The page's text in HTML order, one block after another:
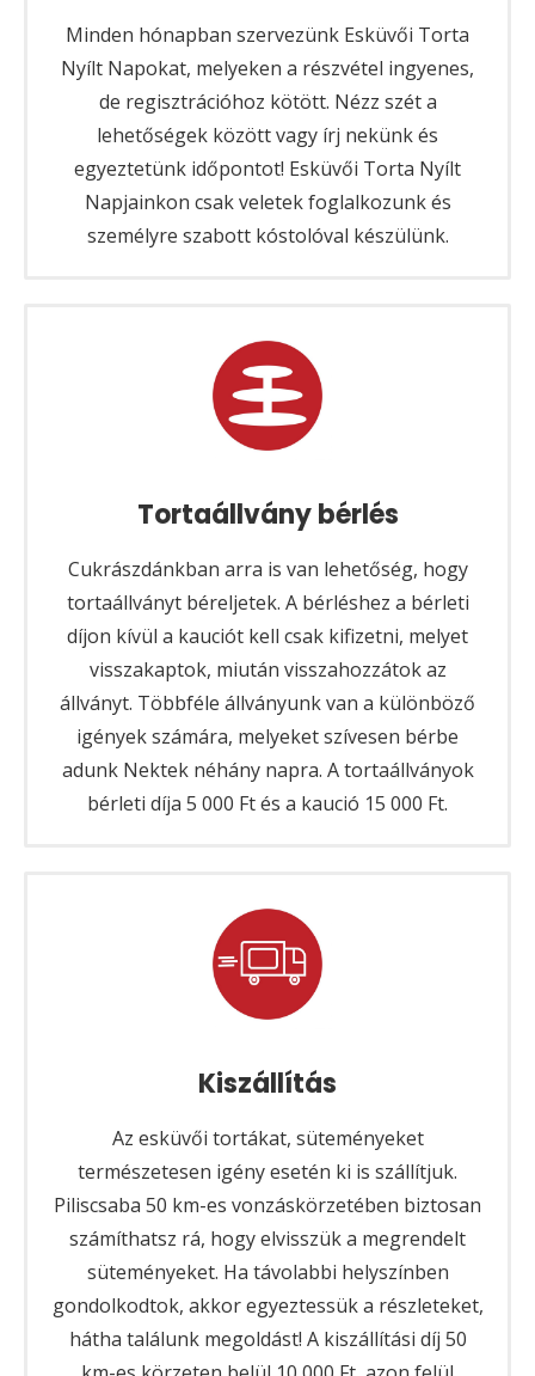
Minden hónapban szervezünk Esküvői Torta
Nyílt Napokat, melyeken a részvétel ingyenes,
de regisztrációhoz kötött. Nézz szét a
lehetőségek között vagy írj nekünk és
egyeztetünk időpontot! Esküvői Torta Nyílt
Napjainkon csak veletek foglalkozunk és
személyre szabott kóstolóval készülünk.
Tortaállvány bérlés
Cukrászdánkban arra is van lehetőség, hogy
tortaállványt béreljetek. A bérléshez a bérleti
díjon kívül a kauciót kell csak kifizetni, melyet
visszakaptok, miután visszahozzátok az
állványt. Többféle állványunk van a különböző
igények számára, melyeket szívesen bérbe
adunk Nektek néhány napra. A tortaállványok
bérleti díja 5 000 Ft és a kaució 15 000 Ft.
Kiszállítás
Az esküvői tortákat, süteményeket
természetesen igény esetén ki is szállítjuk.
Piliscsaba 50 km-es vonzáskörzetében biztosan
számíthatsz rá, hogy elvisszük a megrendelt
süteményeket. Ha távolabbi helyszínben
gondolkodtok, akkor egyeztessük a részleteket,
hátha találunk megoldást! A kiszállítási díj 50